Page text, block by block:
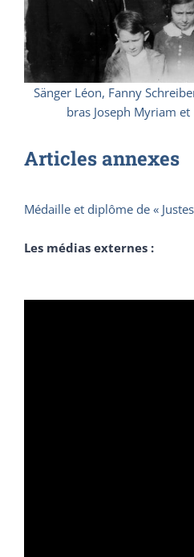
Sänger Léon, Fanny
bras Joseph Myriam
Articles annexes
Médaille et diplôme de «
Les médias externes :